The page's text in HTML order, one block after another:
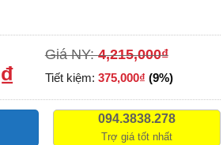
₫
Giá NY:4,215,000₫
Tiết kiệm: 375,000₫ (9%)
094.3838.278
Trợ giá tốt nhất